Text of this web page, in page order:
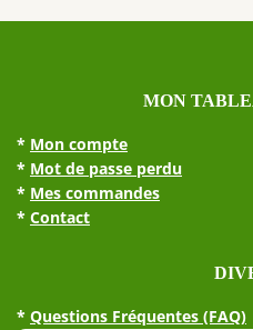
être
la
MON
* Mon compte
* Mot de passe perdu
* Mes commandes
* Contact
* Questions Fréquentes (FAQ)